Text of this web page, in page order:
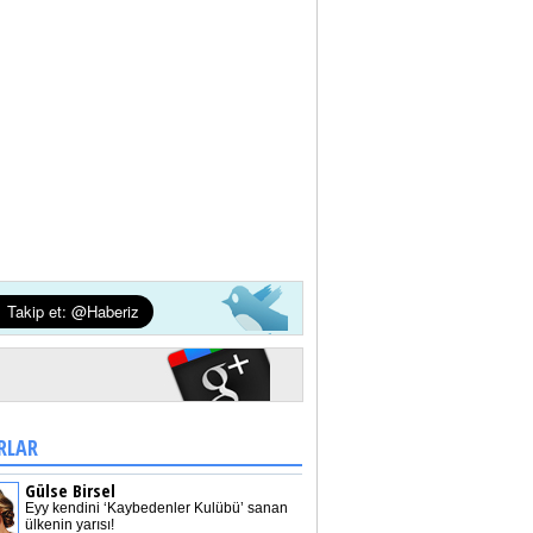
Gülse Birsel
Eyy kendini ‘Kaybedenler Kulübü’ sanan
ülkenin yarısı!